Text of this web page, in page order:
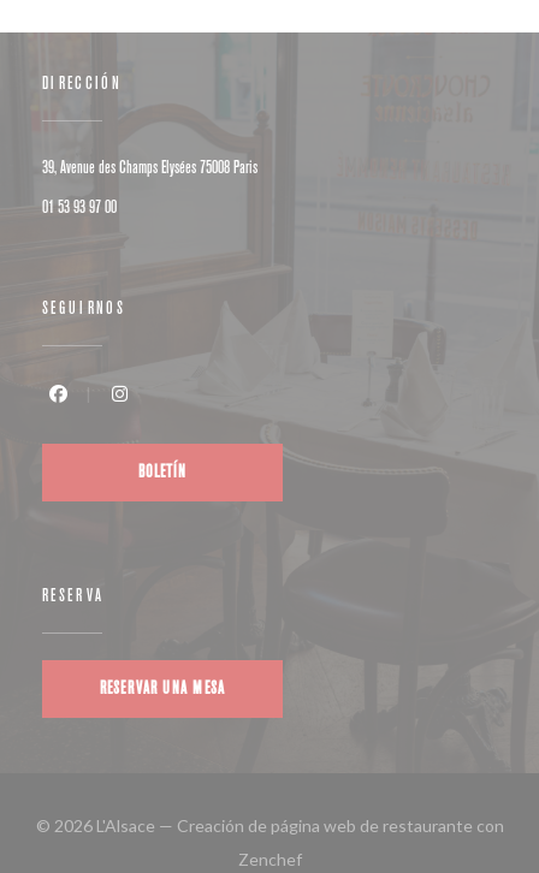
DIRECCIÓN
39, Avenue des Champs Elysées 75008 Paris((abre en una nueva ventana))
01 53 93 97 00
SEGUIRNOS
BOLETÍN
RESERVA
RESERVAR UNA MESA
© 2026 L'Alsace — Creación de página web de restaurante con
Zenchef((abre en una nueva ventana))